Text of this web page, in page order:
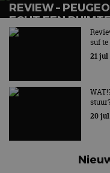
REVIEW –
ECHT EEN
Gul en zuinig tegelijk!
suf
21 jul
stuur?
20 jul